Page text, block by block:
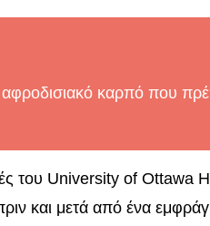
καρπό που
του University of Ottawa
και μετά από ένα